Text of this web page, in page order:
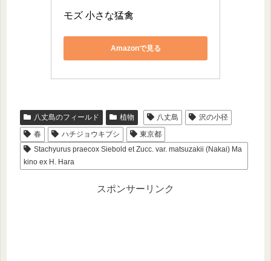
モズ 小さな猛禽
Amazonで見る
八丈島のフィールド 植物 八丈島
沢の小径
春
ハチジョウキブシ
東京都
Stachyurus praecox Siebold et Zucc. var. matsuzakii (Nakai) Ma
kino ex H. Hara
スポンサーリンク